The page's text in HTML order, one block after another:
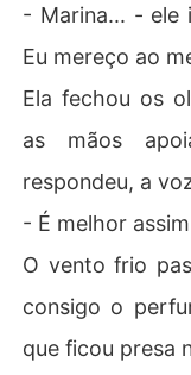
- Marina... - ele
Eu mereço ao
Ela fechou os
as mãos
respondeu, a
- É melhor
O vento frio
consigo o
que ficou presa